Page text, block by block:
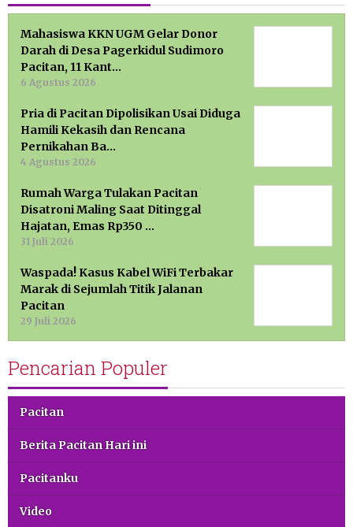
Mahasiswa KKN UGM Gelar Donor
Darah di Desa Pagerkidul Sudimoro
Pacitan, 11 Kant…
6 Agustus 2026
Pria di Pacitan Dipolisikan Usai Diduga
Hamili Kekasih dan Rencana
Pernikahan Ba…
4 Agustus 2026
Rumah Warga Tulakan Pacitan
Disatroni Maling Saat Ditinggal
Hajatan, Emas Rp350 …
31 Juli 2026
Waspada! Kasus Kabel WiFi Terbakar
Marak di Sejumlah Titik Jalanan
Pacitan
29 Juli 2026
Pencarian Populer
Pacitan
Berita Pacitan Hari ini
Pacitanku
Video